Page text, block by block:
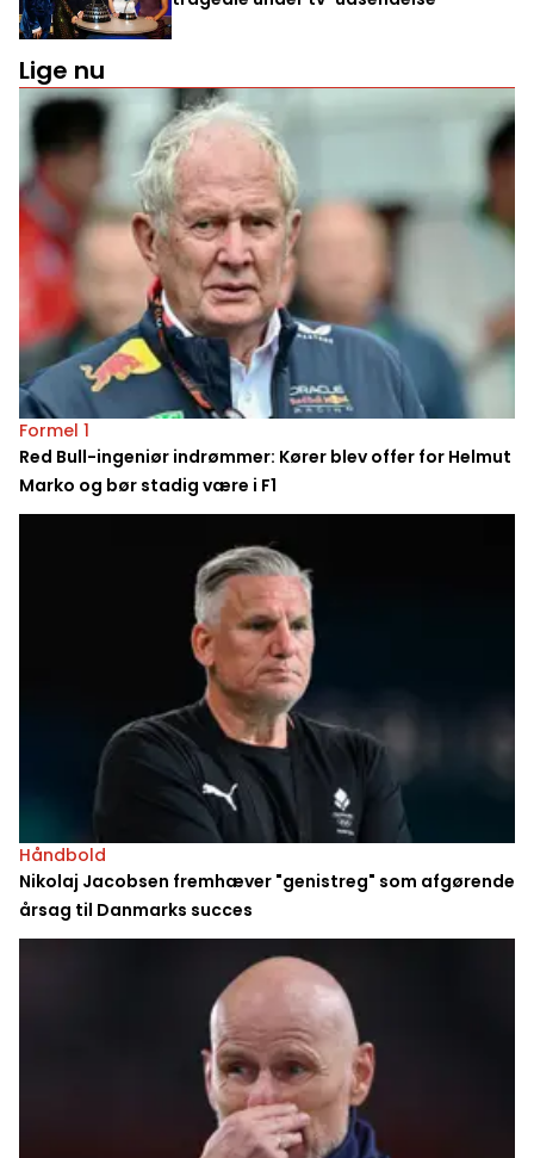
Lige nu
Formel 1
Red Bull-ingeniør indrømmer: Kører blev offer for Helmut
Marko og bør stadig være i F1
Håndbold
Nikolaj Jacobsen fremhæver "genistreg" som afgørende
årsag til Danmarks succes